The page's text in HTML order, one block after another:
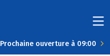
Prochaine ouverture à 09:00